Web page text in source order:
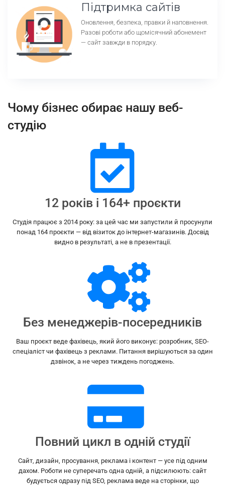
Підтримка сайтів
Оновлення, безпека, правки й наповнення.
Разові роботи або щомісячний абонемент
— сайт завжди в порядку.
Чому бізнес обирає нашу веб-
студію
12 років і 164+ проєкти
Студія працює з 2014 року: за цей час ми запустили й просунули
понад 164 проєкти — від візиток до інтернет-магазинів. Досвід
видно в результаті, а не в презентації.
Без менеджерів-посередників
Ваш проєкт веде фахівець, який його виконує: розробник, SEO-
спеціаліст чи фахівець з реклами. Питання вирішуються за один
дзвінок, а не через тиждень погоджень.
Повний цикл в одній студії
Сайт, дизайн, просування, реклама і контент — усе під одним
дахом. Роботи не суперечать одна одній, а підсилюють: сайт
будується одразу під SEO, реклама веде на сторінки, що